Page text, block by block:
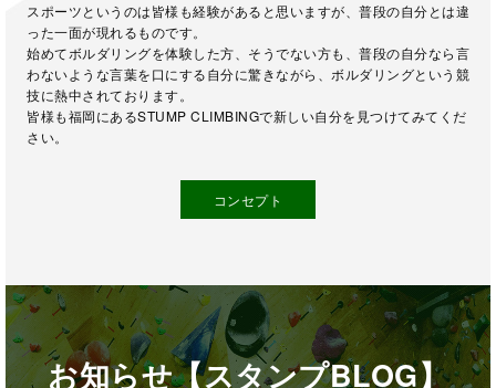
スポーツというのは皆様も経験があると思いますが、普段の自分とは違
った一面が現れるものです。
始めてボルダリングを体験した方、そうでない方も、普段の自分なら言
わないような言葉を口にする自分に驚きながら、ボルダリングという競
技に熱中されております。
皆様も福岡にあるSTUMP CLIMBINGで新しい自分を見つけてみてくだ
さい。
コンセプト
お知らせ【スタンプBLOG】